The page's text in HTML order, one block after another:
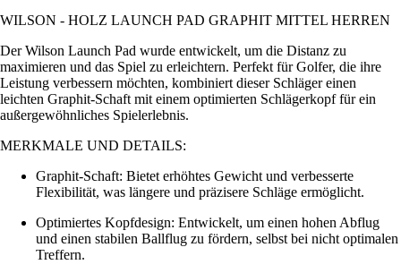
WILSON - HOLZ LAUNCH PAD GRAPHIT MITTEL HERREN
Der Wilson Launch Pad wurde entwickelt, um die Distanz zu
maximieren und das Spiel zu erleichtern. Perfekt für Golfer, die ihre
Leistung verbessern möchten, kombiniert dieser Schläger einen
leichten Graphit-Schaft mit einem optimierten Schlägerkopf für ein
außergewöhnliches Spielerlebnis.
MERKMALE UND DETAILS:
Graphit-Schaft: Bietet erhöhtes Gewicht und verbesserte
Flexibilität, was längere und präzisere Schläge ermöglicht.
Optimiertes Kopfdesign: Entwickelt, um einen hohen Abflug
und einen stabilen Ballflug zu fördern, selbst bei nicht optimalen
Treffern.